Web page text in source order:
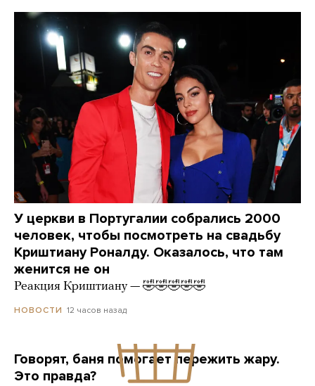
У церкви в Португалии собрались 2000
человек, чтобы посмотреть на свадьбу
Криштиану Роналду. Оказалось, что там
женится не он
Реакция Криштиану — 🤣🤣🤣🤣🤣
НОВОСТИ 12 часов назад
Говорят, баня помогает пережить жару.
Это правда?